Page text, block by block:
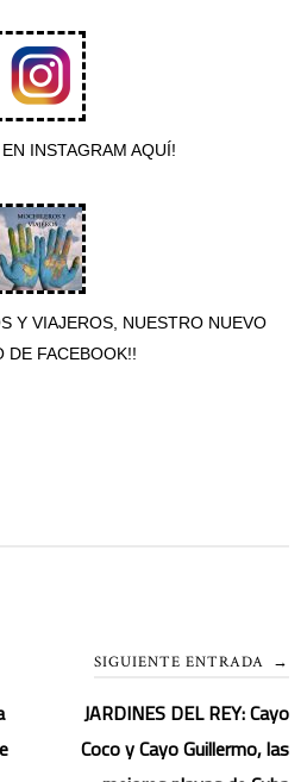
INSTAGRAM AQUÍ!
Y VIAJEROS, NUESTRO NUEVO
DE FACEBOOK!!
SIGUIENTE ENTRADA →
JARDINES DEL REY: Cayo
Coco y Cayo Guillermo, las